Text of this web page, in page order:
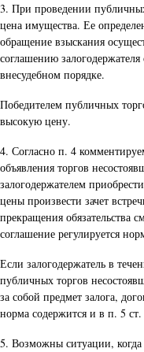
3. При проведении
цена имущества. Ее
обращение взыскания
соглашению залогодержателя
внесудебном порядке.
Победителем публичных
высокую цену.
4. Согласно п. 4
объявления торгов
залогодержателем
цены произвести зачет
прекращения обязательства
соглашение регулируется
Если залогодержатель в
публичных торгов
за собой предмет залога,
норма содержится и в п. 5
5. Возможны ситуации,